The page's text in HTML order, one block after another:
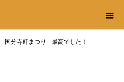
国分寺町まつり 最高でした！